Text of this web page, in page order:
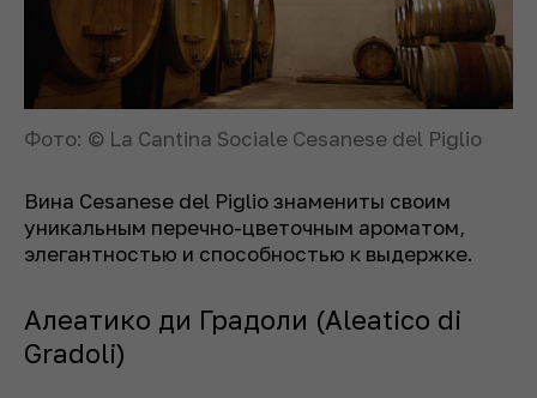
Фото: © La Cantina Sociale Cesanese del Piglio
Вина Cesanese del Piglio знамениты своим
уникальным перечно-цветочным ароматом,
элегантностью и способностью к выдержке.
Алеатико ди Градоли (Aleatico di
Gradoli)